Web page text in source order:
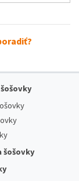
šošovky